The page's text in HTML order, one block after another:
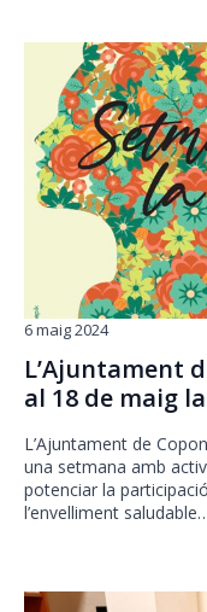
L’Ajuntament
al 18 de maig
6 maig 2024
L’Ajuntament de
una setmana amb
potenciar la
l’envelliment